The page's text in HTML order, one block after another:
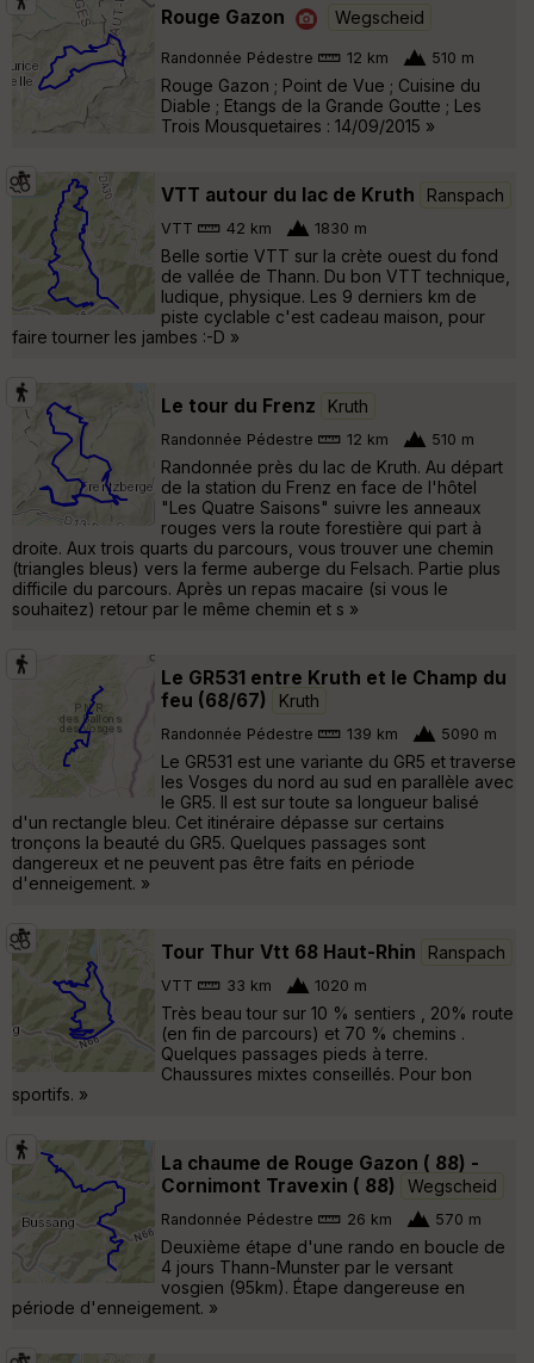
Rouge Gazon Wegscheid
Randonnée Pédestre 12 km 510 m
Rouge Gazon ; Point de Vue ; Cuisine du
Diable ; Etangs de la Grande Goutte ; Les
Trois Mousquetaires : 14/09/2015 »
VTT autour du lac de Kruth Ranspach
VTT 42 km 1830 m
Belle sortie VTT sur la crète ouest du fond
de vallée de Thann. Du bon VTT technique,
ludique, physique. Les 9 derniers km de
piste cyclable c'est cadeau maison, pour
faire tourner les jambes :-D »
Le tour du Frenz Kruth
Randonnée Pédestre 12 km 510 m
Randonnée près du lac de Kruth. Au départ
de la station du Frenz en face de l'hôtel
"Les Quatre Saisons" suivre les anneaux
rouges vers la route forestière qui part à
droite. Aux trois quarts du parcours, vous trouver une chemin
(triangles bleus) vers la ferme auberge du Felsach. Partie plus
difficile du parcours. Après un repas macaire (si vous le
souhaitez) retour par le même chemin et s »
Le GR531 entre Kruth et le Champ du
feu (68/67)
Kruth
Randonnée Pédestre 139 km 5090 m
Le GR531 est une variante du GR5 et traverse
les Vosges du nord au sud en parallèle avec
le GR5. Il est sur toute sa longueur balisé
d'un rectangle bleu. Cet itinéraire dépasse sur certains
tronçons la beauté du GR5. Quelques passages sont
dangereux et ne peuvent pas être faits en période
d'enneigement. »
Tour Thur Vtt 68 Haut-Rhin Ranspach
VTT 33 km 1020 m
Très beau tour sur 10 % sentiers , 20% route
(en fin de parcours) et 70 % chemins .
Quelques passages pieds à terre.
Chaussures mixtes conseillés. Pour bon
sportifs. »
La chaume de Rouge Gazon ( 88) -
Cornimont Travexin ( 88)
Wegscheid
Randonnée Pédestre 26 km 570 m
Deuxième étape d'une rando en boucle de
4 jours Thann-Munster par le versant
vosgien (95km). Étape dangereuse en
période d'enneigement. »